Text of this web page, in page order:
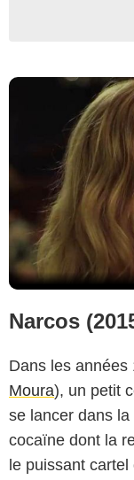
Narcos
Dans les années
Moura), un petit
se lancer dans la
cocaïne dont la
le puissant